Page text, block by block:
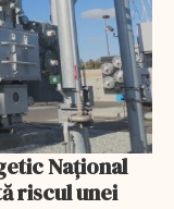
Național
riscul unei